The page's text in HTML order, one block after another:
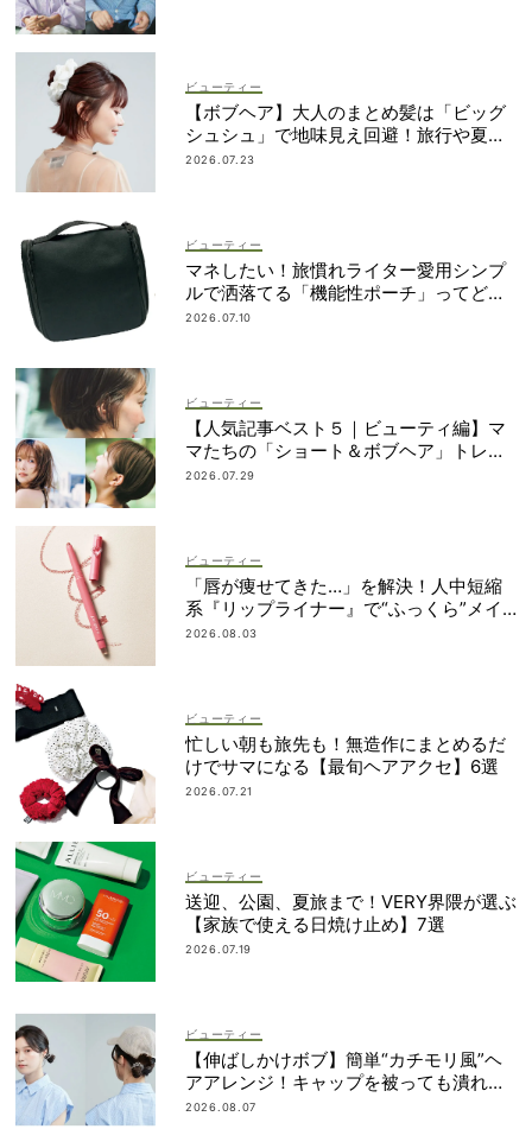
ビューティー
【ボブヘア】大人のまとめ髪は「ビッグ
シュシュ」で地味見え回避！旅行や夏祭
りにも
2026.07.23
ビューティー
マネしたい！旅慣れライター愛用シンプ
ルで洒落てる「機能性ポーチ」ってどこ
の？
2026.07.10
ビューティー
【人気記事ベスト５｜ビューティ編】マ
マたちの「ショート＆ボブヘア」トレン
ドが丸わかり！
2026.07.29
ビューティー
「唇が痩せてきた…」を解決！人中短縮
系『リップライナー』で“ふっくら”メイ
ク
2026.08.03
ビューティー
忙しい朝も旅先も！無造作にまとめるだ
けでサマになる【最旬ヘアアクセ】6選
2026.07.21
ビューティー
送迎、公園、夏旅まで！VERY界隈が選ぶ
【家族で使える日焼け止め】7選
2026.07.19
ビューティー
【伸ばしかけボブ】簡単“カチモリ風”ヘ
アアレンジ！キャップを被っても潰れな
い
2026.08.07